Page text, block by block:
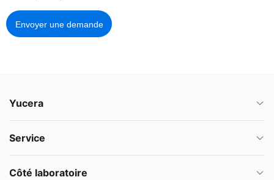
Envoyer une demande
Yucera
Service
Côté laboratoire